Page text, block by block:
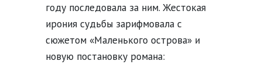
году последовала за ним. Жестокая
ирония судьбы зарифмовала с
сюжетом «Маленького острова» и
новую постановку романа: